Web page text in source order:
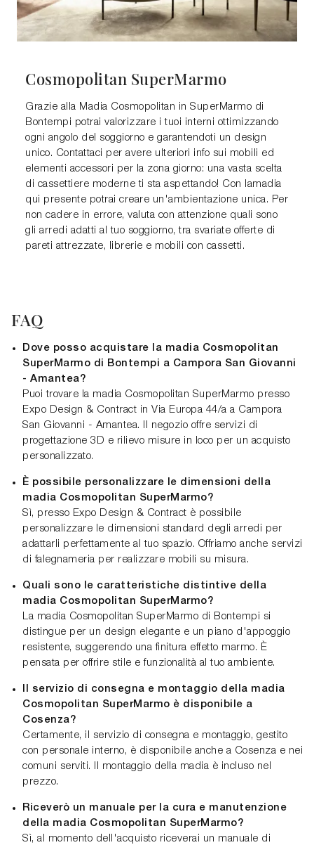
Cosmopolitan SuperMarmo
Grazie alla Madia Cosmopolitan in SuperMarmo di
Bontempi potrai valorizzare i tuoi interni ottimizzando
ogni angolo del soggiorno e garantendoti un design
unico. Contattaci per avere ulteriori info sui mobili ed
elementi accessori per la zona giorno: una vasta scelta
di cassettiere moderne ti sta aspettando! Con lamadia
qui presente potrai creare un'ambientazione unica. Per
non cadere in errore, valuta con attenzione quali sono
gli arredi adatti al tuo soggiorno, tra svariate offerte di
pareti attrezzate, librerie e mobili con cassetti.
FAQ
Dove posso acquistare la madia Cosmopolitan
SuperMarmo di Bontempi a Campora San Giovanni
- Amantea?
Puoi trovare la madia Cosmopolitan SuperMarmo presso
Expo Design & Contract in Via Europa 44/a a Campora
San Giovanni - Amantea. Il negozio offre servizi di
progettazione 3D e rilievo misure in loco per un acquisto
personalizzato.
È possibile personalizzare le dimensioni della
madia Cosmopolitan SuperMarmo?
Sì, presso Expo Design & Contract è possibile
personalizzare le dimensioni standard degli arredi per
adattarli perfettamente al tuo spazio. Offriamo anche servizi
di falegnameria per realizzare mobili su misura.
Quali sono le caratteristiche distintive della
madia Cosmopolitan SuperMarmo?
La madia Cosmopolitan SuperMarmo di Bontempi si
distingue per un design elegante e un piano d'appoggio
resistente, suggerendo una finitura effetto marmo. È
pensata per offrire stile e funzionalità al tuo ambiente.
Il servizio di consegna e montaggio della madia
Cosmopolitan SuperMarmo è disponibile a
Cosenza?
Certamente, il servizio di consegna e montaggio, gestito
con personale interno, è disponibile anche a Cosenza e nei
comuni serviti. Il montaggio della madia è incluso nel
prezzo.
Riceverò un manuale per la cura e manutenzione
della madia Cosmopolitan SuperMarmo?
Sì, al momento dell'acquisto riceverai un manuale di